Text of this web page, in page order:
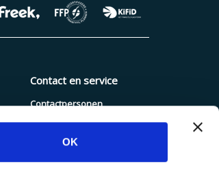
OK
Contact en service
Contactpersonen
Schade melden
Blogs en nieuws
Dienstenwijzer